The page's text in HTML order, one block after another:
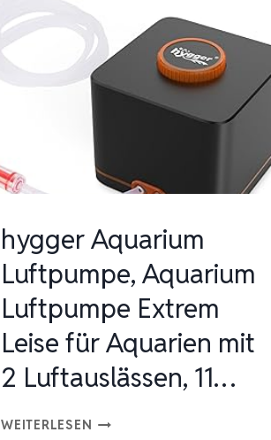
hygger Aquarium
Luftpumpe, Aquarium
Luftpumpe Extrem
Leise für Aquarien mit
2 Luftauslässen, 11…
WEITERLESEN HYGGER